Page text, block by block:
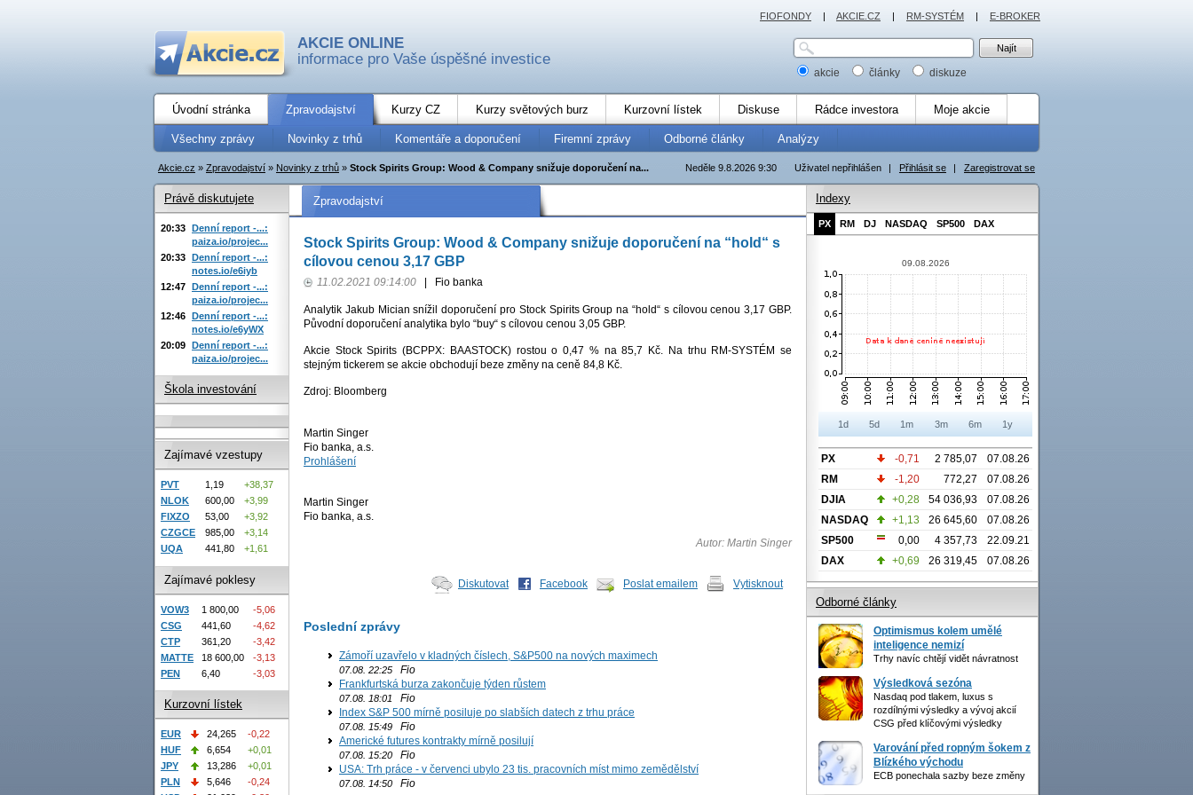
AKCIE ONLINE
informace pro Vaše úspěšné investice
akcie články diskuze
Úvodní stránka Zpravodajství Kurzy CZ Kurzy světových burz Kurzovní lístek Diskuse Rádce investora Moje akcie
Všechny zprávy Novinky z trhů Komentáře a doporučení Firemní zprávy Odborné články Analýzy
Uživatel nepřihlášen | Přihlásit se | Zaregistrovat se
Neděle 9.8.2026 9:30
Akcie.cz » Zpravodajství » Novinky z trhů » Stock Spirits Group: Wood & Company snižuje doporučení na...
Zpravodajství
Stock Spirits Group: Wood & Company snižuje doporučení na “hold“ s
cílovou cenou 3,17 GBP
11.02.2021 09:14:00 Fio banka
Analytik Jakub Mician snížil doporučení pro Stock Spirits Group na “hold“ s cílovou cenou 3,17 GBP.
Původní doporučení analytika bylo “buy“ s cílovou cenou 3,05 GBP.
Akcie Stock Spirits (BCPPX: BAASTOCK) rostou o 0,47 % na 85,7 Kč. Na trhu RM-SYSTÉM se
stejným tickerem se akcie obchodují beze změny na ceně 84,8 Kč.
Zdroj: Bloomberg
Martin Singer
Fio banka, a.s.
Prohlášení
Martin Singer
Fio banka, a.s.
Autor: Martin Singer
Diskutovat Facebook Poslat emailem Vytisknout
Poslední zprávy
Zámoří uzavřelo v kladných číslech, S&P500 na nových maximech
07.08. 22:25 Fio
Frankfurtská burza zakončuje týden růstem
07.08. 18:01
Fio
Index S&P 500 mírně posiluje po slabších datech z trhu práce
07.08. 15:49 Fio
Americké futures kontrakty mírně posilují
07.08. 15:20 Fio
USA: Trh práce - v červenci ubylo 23 tis. pracovních míst mimo zemědělství
07.08. 14:50 Fio
Právě diskutujete
20:33 Denní report -...:
paiza.io/projec...
20:33 Denní report -...:
notes.io/e6iyb
12:47 Denní report -...:
paiza.io/projec...
12:46 Denní report -...:
notes.io/e6yWX
20:09 Denní report -...:
paiza.io/projec...
Škola investování
Zajímavé vzestupy
PVT 1,19
+38,37
NLOK
600,00
+3,99
FIXZO
53,00
+3,92
CZGCE
985,00
+3,14
UQA
441,80 +1,61
Zajímavé poklesy
VOW3 1 800,00
-5,06
CSG
441,60
-4,62
CTP
361,20
-3,42
MATTE
18 600,00
-3,13
PEN
6,40 -3,03
Kurzovní lístek
EUR 24,265
-0,22
HUF
6,654
+0,01
JPY
13,286
+0,01
PLN
5,646
-0,24
Indexy
PX RM DJ NASDAQ SP500 DAX
09.08.2026
1d 5d 1m 3m 6m 1y
PX -0,71 2 785,07
07.08.26
RM
-1,20 772,27
07.08.26
DJIA
+0,28 54 036,93
07.08.26
NASDAQ
+1,13 26 645,60
07.08.26
SP500
0,00 4 357,73
22.09.21
DAX
+0,69 26 319,45 07.08.26
Odborné články
Optimismus kolem umělé
inteligence nemizí
Trhy navíc chtějí vidět návratnost
Výsledková sezóna
Nasdaq pod tlakem, luxus s
rozdílnými výsledky a vývoj akcií
CSG před klíčovými výsledky
Varování před ropným šokem z
Blízkého východu
ECB ponechala sazby beze změny
FIOFONDY | AKCIE.CZ | RM-SYSTÉM | E-BROKER